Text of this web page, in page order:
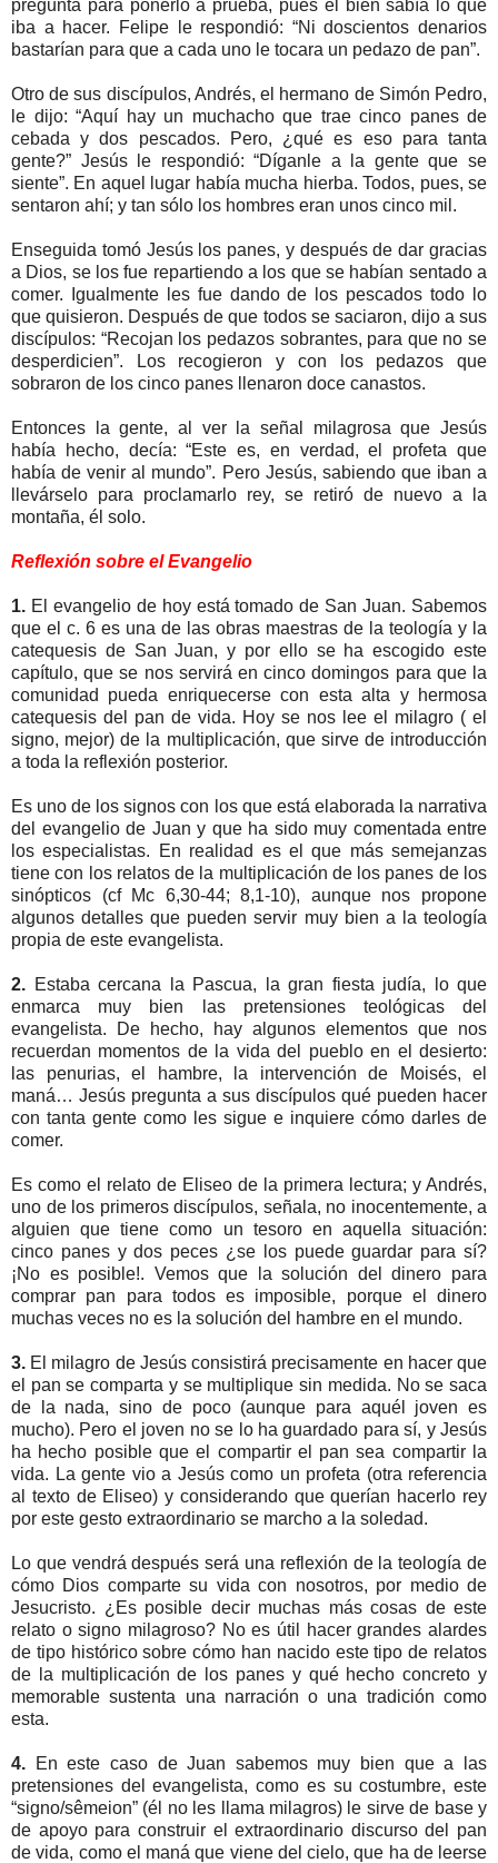
pregunta para ponerlo a prueba, pues él bien sabía lo que
iba a hacer. Felipe le respondió: “Ni doscientos denarios
bastarían para que a cada uno le tocara un pedazo de pan”.
Otro de sus discípulos, Andrés, el hermano de Simón Pedro,
le dijo: “Aquí hay un muchacho que trae cinco panes de
cebada y dos pescados. Pero, ¿qué es eso para tanta
gente?” Jesús le respondió: “Díganle a la gente que se
siente”. En aquel lugar había mucha hierba. Todos, pues, se
sentaron ahí; y tan sólo los hombres eran unos cinco mil.
Enseguida tomó Jesús los panes, y después de dar gracias
a Dios, se los fue repartiendo a los que se habían sentado a
comer. Igualmente les fue dando de los pescados todo lo
que quisieron. Después de que todos se saciaron, dijo a sus
discípulos: “Recojan los pedazos sobrantes, para que no se
desperdicien”. Los recogieron y con los pedazos que
sobraron de los cinco panes llenaron doce canastos.
Entonces la gente, al ver la señal milagrosa que Jesús
había hecho, decía: “Este es, en verdad, el profeta que
había de venir al mundo”. Pero Jesús, sabiendo que iban a
llevárselo para proclamarlo rey, se retiró de nuevo a la
montaña, él solo.
Reflexión sobre el Evangelio
1. El evangelio de hoy está tomado de San Juan. Sabemos
que el c. 6 es una de las obras maestras de la teología y la
catequesis de San Juan, y por ello se ha escogido este
capítulo, que se nos servirá en cinco domingos para que la
comunidad pueda enriquecerse con esta alta y hermosa
catequesis del pan de vida. Hoy se nos lee el milagro ( el
signo, mejor) de la multiplicación, que sirve de introducción
a toda la reflexión posterior.
Es uno de los signos con los que está elaborada la narrativa
del evangelio de Juan y que ha sido muy comentada entre
los especialistas. En realidad es el que más semejanzas
tiene con los relatos de la multiplicación de los panes de los
sinópticos (cf Mc 6,30-44; 8,1-10), aunque nos propone
algunos detalles que pueden servir muy bien a la teología
propia de este evangelista.
2. Estaba cercana la Pascua, la gran fiesta judía, lo que
enmarca muy bien las pretensiones teológicas del
evangelista. De hecho, hay algunos elementos que nos
recuerdan momentos de la vida del pueblo en el desierto:
las penurias, el hambre, la intervención de Moisés, el
maná… Jesús pregunta a sus discípulos qué pueden hacer
con tanta gente como les sigue e inquiere cómo darles de
comer.
Es como el relato de Eliseo de la primera lectura; y Andrés,
uno de los primeros discípulos, señala, no inocentemente, a
alguien que tiene como un tesoro en aquella situación:
cinco panes y dos peces ¿se los puede guardar para sí?
¡No es posible!. Vemos que la solución del dinero para
comprar pan para todos es imposible, porque el dinero
muchas veces no es la solución del hambre en el mundo.
3. El milagro de Jesús consistirá precisamente en hacer que
el pan se comparta y se multiplique sin medida. No se saca
de la nada, sino de poco (aunque para aquél joven es
mucho). Pero el joven no se lo ha guardado para sí, y Jesús
ha hecho posible que el compartir el pan sea compartir la
vida. La gente vio a Jesús como un profeta (otra referencia
al texto de Eliseo) y considerando que querían hacerlo rey
por este gesto extraordinario se marcho a la soledad.
Lo que vendrá después será una reflexión de la teología de
cómo Dios comparte su vida con nosotros, por medio de
Jesucristo. ¿Es posible decir muchas más cosas de este
relato o signo milagroso? No es útil hacer grandes alardes
de tipo histórico sobre cómo han nacido este tipo de relatos
de la multiplicación de los panes y qué hecho concreto y
memorable sustenta una narración o una tradición como
esta.
4. En este caso de Juan sabemos muy bien que a las
pretensiones del evangelista, como es su costumbre, este
“signo/sêmeion” (él no les llama milagros) le sirve de base y
de apoyo para construir el extraordinario discurso del pan
de vida, como el maná que viene del cielo, que ha de leerse